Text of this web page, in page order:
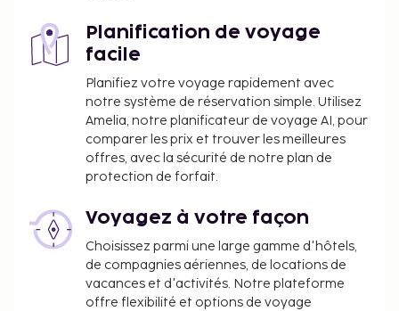
Planification de voyage
facile
Planifiez votre voyage rapidement avec
notre système de réservation simple. Utilisez
Amelia, notre planificateur de voyage AI, pour
comparer les prix et trouver les meilleures
offres, avec la sécurité de notre plan de
protection de forfait.
Voyagez à votre façon
Choisissez parmi une large gamme d'hôtels,
de compagnies aériennes, de locations de
vacances et d'activités. Notre plateforme
offre flexibilité et options de voyage